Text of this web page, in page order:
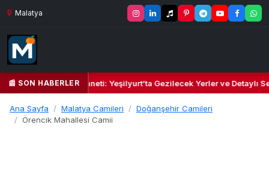
Malatya
📰 SON HABERLER
Kalbi ve Kültür Cenneti: Yeşilyurt’ta Gezilecek Yerler ve Detaylı
Ana Sayfa Malatya Camileri
Doğanşehir Camileri
Örencik Mahallesi Camii